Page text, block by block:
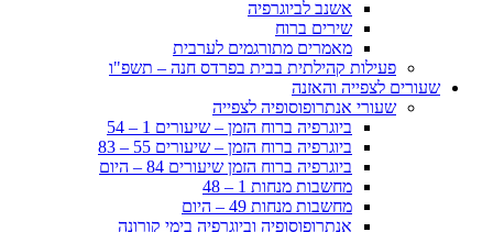
אשנב לביוגרפיה
שירים ברוח
מאמרים מתורגמים לערבית
פעילות קהילתית בבית בפרדס חנה – תשפ"ו
שעורים לצפייה והאזנה
שעורי אנתרופוסופיה לצפייה
ביוגרפיה ברוח הזמן – שיעורים 1 – 54
ביוגרפיה ברוח הזמן – שיעורים 55 – 83
ביוגרפיה ברוח הזמן שיעורים 84 – היום
מחשבות מנחות 1 – 48
מחשבות מנחות 49 – היום
אנתרופוסופיה וביוגרפיה בימי קורונה